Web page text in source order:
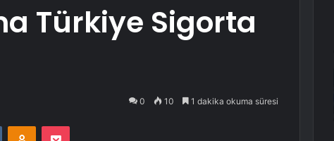
Türkiye Sigorta
0 10 1 dakika okuma süresi
VKontakteOdnoklassniki
Pocket